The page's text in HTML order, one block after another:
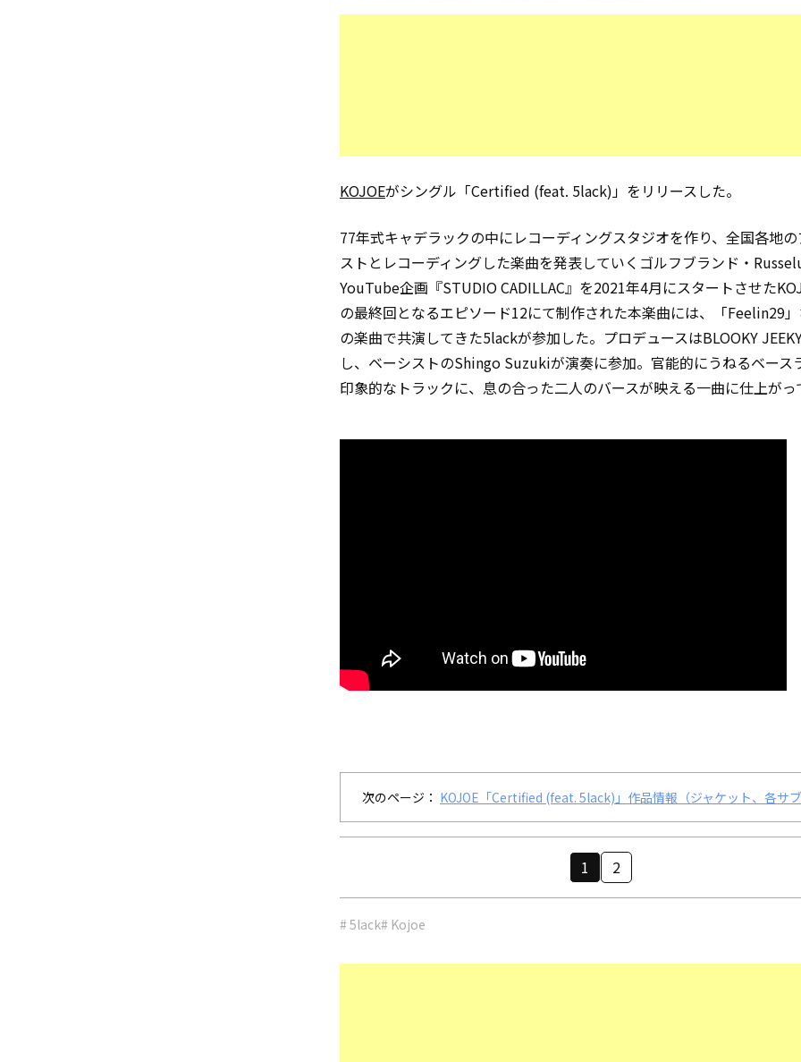
KOJOEがシングル「Certified (feat. 5lack)」をリリースした。
77年式キャデラックの中にレコーディングスタジオを作り、全国各地の
ストとレコーディングした楽曲を発表していくゴルフブランド・
YouTube企画『STUDIO CADILLAC』を2021年4月にスタートさせた
の最終回となるエピソード12にて制作された本楽曲には、「Feelin29
の楽曲で共演してきた5lackが参加した。プロデュースはBLOOKY
し、ベーシストのShingo Suzukiが演奏に参加。官能的にうねるベース
印象的なトラックに、息の合った二人のバースが映える一曲に仕上がっ
次のページ： KOJOE「Certified (feat. 5lack)」作品情報（ジャケット、各サ
1 2
# 5lack# Kojoe